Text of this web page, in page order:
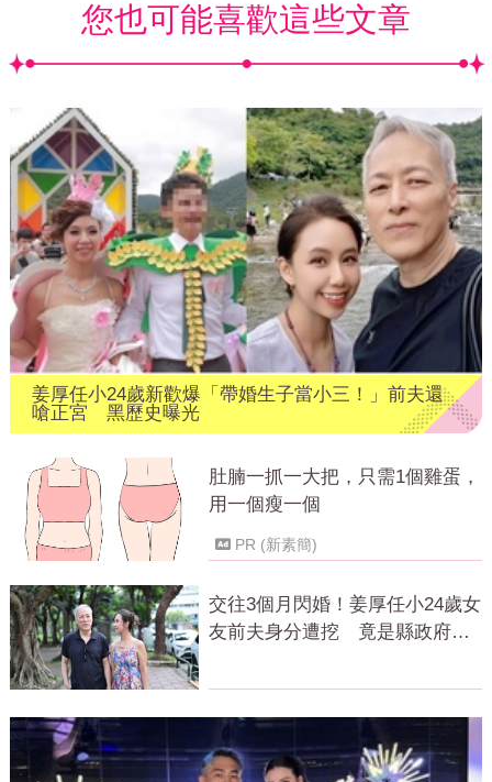
您也可能喜歡這些文章
姜厚任小24歲新歡爆「帶婚生子當小三！」前夫還
嗆正宮 黑歷史曝光
肚腩一抓一大把，只需1個雞蛋，
用一個瘦一個
PR (新素簡)
交往3個月閃婚！姜厚任小24歲女
友前夫身分遭挖 竟是縣政府高